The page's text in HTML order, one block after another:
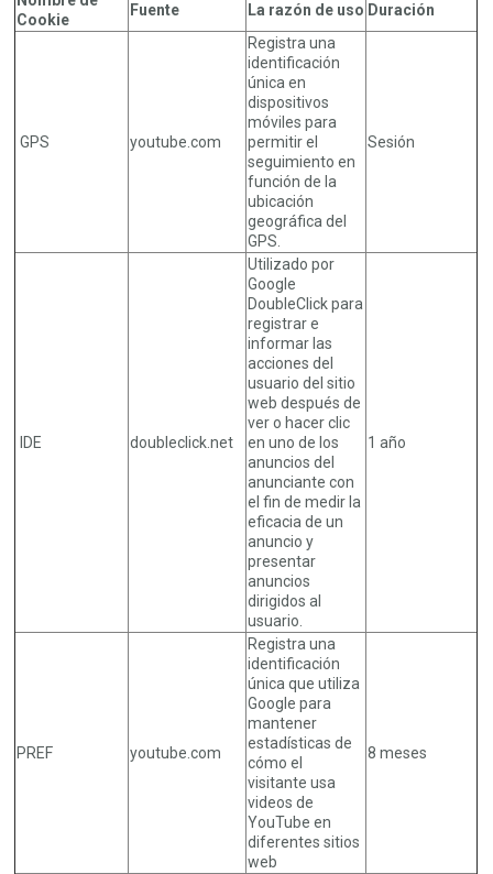
Cookie
Fuente La razón de uso Duración
GPS youtube.com
Registra una
identificación
única en
dispositivos
móviles para
permitir el
seguimiento en
función de la
ubicación
geográfica del
GPS.
Sesión
IDE doubleclick.net
Utilizado por
Google
DoubleClick para
registrar e
informar las
acciones del
usuario del sitio
web después de
ver o hacer clic
en uno de los
anuncios del
anunciante con
el fin de medir la
eficacia de un
anuncio y
presentar
anuncios
dirigidos al
usuario.
1 año
PREF youtube.com
Registra una
identificación
única que utiliza
Google para
mantener
estadísticas de
cómo el
visitante usa
videos de
YouTube en
diferentes sitios
web
8 meses